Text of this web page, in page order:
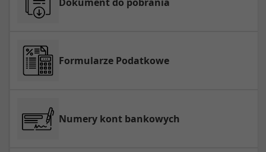
Formularze Podatkowe
Numery kont bankowych